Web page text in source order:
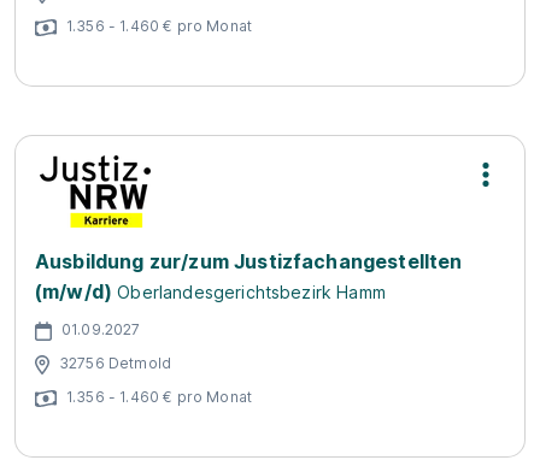
1.356 - 1.460 € pro Monat
Ausbildung zur/zum Justizfachangestellten
(m/w/d) Oberlandesgerichtsbezirk Hamm
01.09.2027
32756 Detmold
1.356 - 1.460 € pro Monat